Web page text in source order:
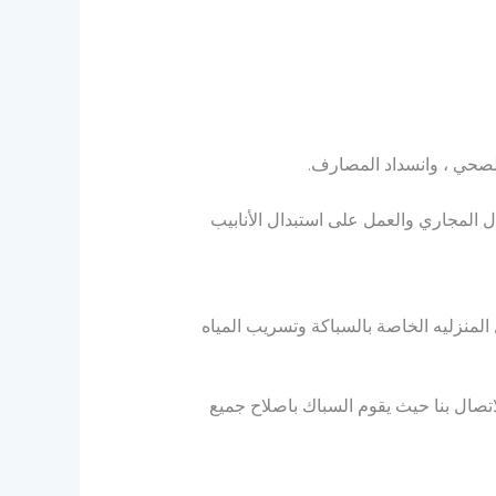
، وانسداد المصارف.
والعمل على استبدال الأنابيب
الخاصة بالسباكة وتسريب المياه
بنا حيث يقوم السباك باصلاح جميع